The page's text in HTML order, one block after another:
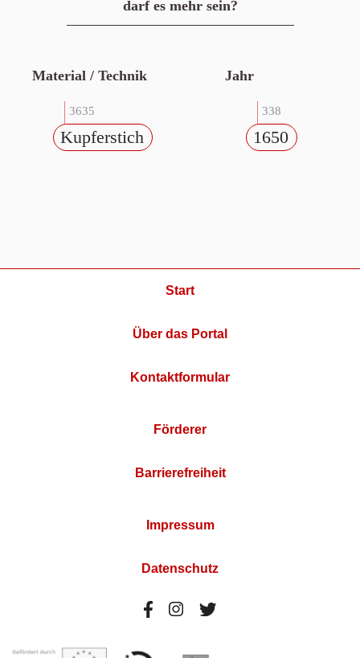
darf es mehr sein?
Material / Technik
3635
Kupferstich
Jahr
338
1650
Start
Über das Portal
Kontaktformular
Förderer
Barrierefreiheit
Impressum
Datenschutz